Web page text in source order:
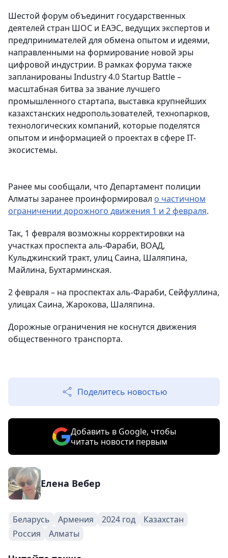
Шестой форум объединит государственных
деятелей стран ШОС и ЕАЭС, ведущих экспертов и
предпринимателей для обмена опытом и идеями,
направленными на формирование новой эры
цифровой индустрии. В рамках форума также
запланированы Industry 4.0 Startup Battle –
масштабная битва за звание лучшего
промышленного стартапа, выставка крупнейших
казахстанских недропользователей, технопарков,
технологических компаний, которые поделятся
опытом и информацией о проектах в сфере IT-
экосистемы.
Ранее мы сообщали, что Департамент полиции
Алматы заранее проинформировал о частичном
ограничении дорожного движения 1 и 2 февраля.
Так, 1 февраля возможны корректировки на
участках проспекта аль-Фараби, ВОАД,
Кульджинский тракт, улиц Саина, Шаляпина,
Майлина, Бухтарминская.
2 февраля – на проспектах аль-Фараби, Сейфуллина,
улицах Саина, Жарокова, Шаляпина.
Дорожные ограничения не коснутся движения
общественного транспорта.
Поделитесь новостью
Добавить в Google, чтобы
читать новости первым
Елена Вебер
Беларусь Армения 2024 год
Казахстан
Россия
Алматы